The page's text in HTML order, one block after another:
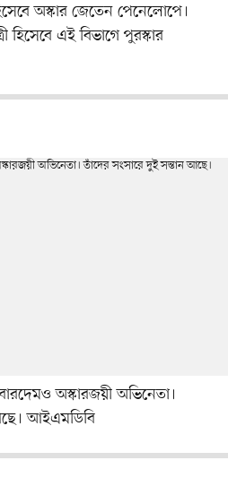
অস্কার জেতেন পেনেলোপে।
হিসেবে এই বিভাগে পুরস্কার
অস্কারজয়ী অভিনেতা।
আইএমডিবি